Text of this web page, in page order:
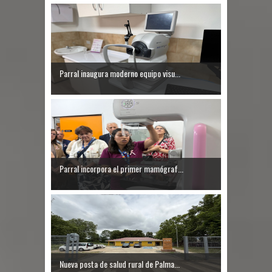
Chancho 2026
Torneo de Asadores reúne a 13
equipos en la Fiesta del Chancho
2026 en Talca
Alerta por hantavirus: expertos piden
reforzar medidas y consulta oportuna
Matrimonios Linarenses Celebraron
Bodas de Oro
Parral inaugura moderno equipo visu...
Parral incorpora el primer mamógraf...
Nueva posta de salud rural de Palma...